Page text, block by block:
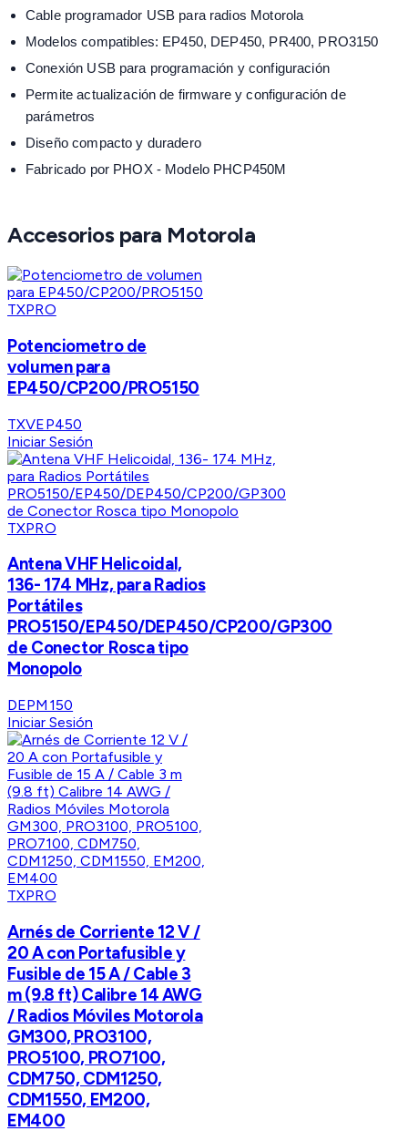
Cable programador USB para radios Motorola
Modelos compatibles: EP450, DEP450, PR400, PRO3150
Conexión USB para programación y configuración
Permite actualización de firmware y configuración de
parámetros
Diseño compacto y duradero
Fabricado por PHOX - Modelo PHCP450M
Accesorios para Motorola
TXPRO
Potenciometro de
volumen para
EP450/CP200/PRO5150
TXVEP450
Iniciar Sesión
TXPRO
Antena VHF Helicoidal,
136- 174 MHz, para Radios
Portátiles
PRO5150/EP450/DEP450/CP200/GP300
de Conector Rosca tipo
Monopolo
DEPM150
Iniciar Sesión
TXPRO
Arnés de Corriente 12 V /
20 A con Portafusible y
Fusible de 15 A / Cable 3
m (9.8 ft) Calibre 14 AWG
/ Radios Móviles Motorola
GM300, PRO3100,
PRO5100, PRO7100,
CDM750, CDM1250,
CDM1550, EM200,
EM400